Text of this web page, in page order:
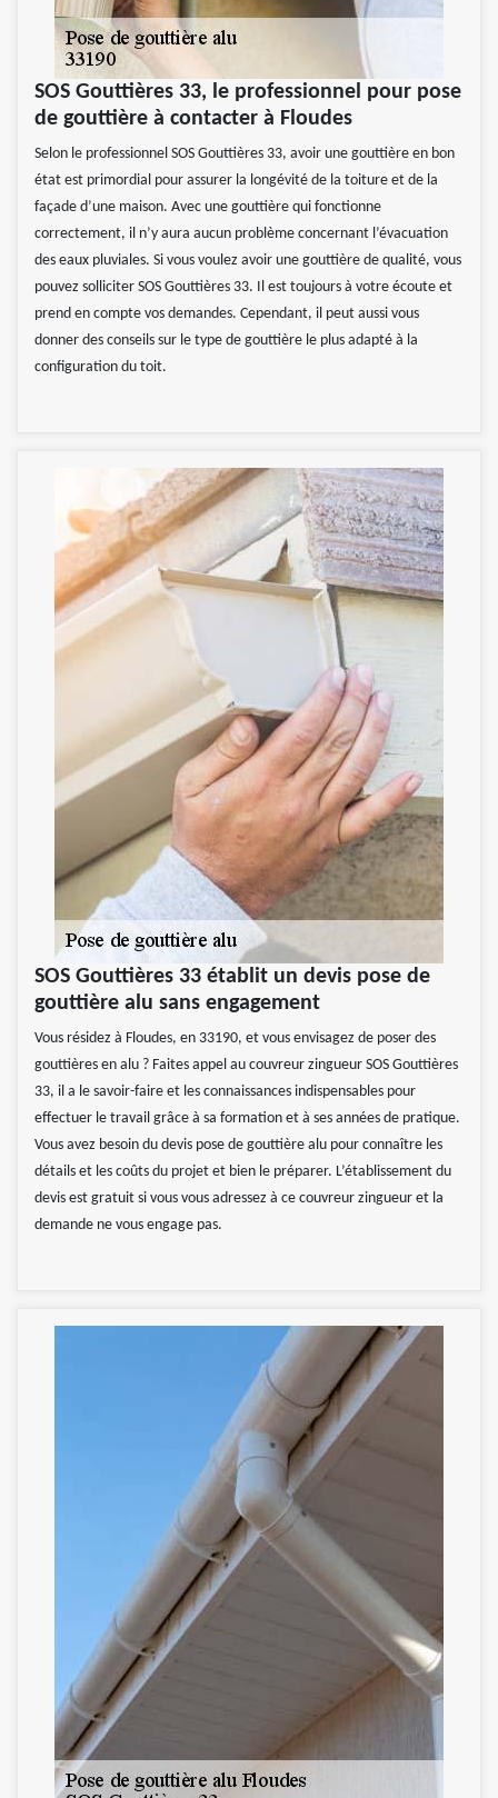
SOS Gouttières 33, le professionnel pour pose
de gouttière à contacter à Floudes
Selon le professionnel SOS Gouttières 33, avoir une gouttière en bon
état est primordial pour assurer la longévité de la toiture et de la
façade d’une maison. Avec une gouttière qui fonctionne
correctement, il n’y aura aucun problème concernant l’évacuation
des eaux pluviales. Si vous voulez avoir une gouttière de qualité, vous
pouvez solliciter SOS Gouttières 33. Il est toujours à votre écoute et
prend en compte vos demandes. Cependant, il peut aussi vous
donner des conseils sur le type de gouttière le plus adapté à la
configuration du toit.
SOS Gouttières 33 établit un devis pose de
gouttière alu sans engagement
Vous résidez à Floudes, en 33190, et vous envisagez de poser des
gouttières en alu ? Faites appel au couvreur zingueur SOS Gouttières
33, il a le savoir-faire et les connaissances indispensables pour
effectuer le travail grâce à sa formation et à ses années de pratique.
Vous avez besoin du devis pose de gouttière alu pour connaître les
détails et les coûts du projet et bien le préparer. L’établissement du
devis est gratuit si vous vous adressez à ce couvreur zingueur et la
demande ne vous engage pas.